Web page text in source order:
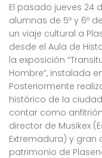
El pasado jueves 24
alumnas de 5º y 6º
un viaje cultural a
desde el Aula de
la exposición
Hombre”, instalada
Posteriormente
histórico de la
contar como
director de Musikex
Extremadura) y gran
patrimonio de